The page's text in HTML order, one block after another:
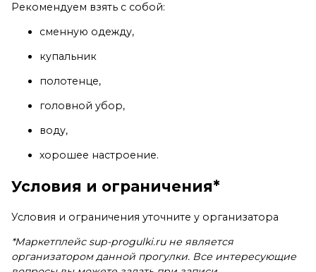
Рекомендуем взять с собой:
сменную одежду,
купальник
полотенце,
головной убор,
воду,
хорошее настроение.
Условия и ограничения*
Условия и ограничения уточните у организатора
*Маркетплейс sup-progulki.ru не является
организатором данной прогулки. Все интересующие